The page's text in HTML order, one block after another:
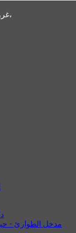
Stadthaus، غروسه بليشه،
مدخل الطوارئ -